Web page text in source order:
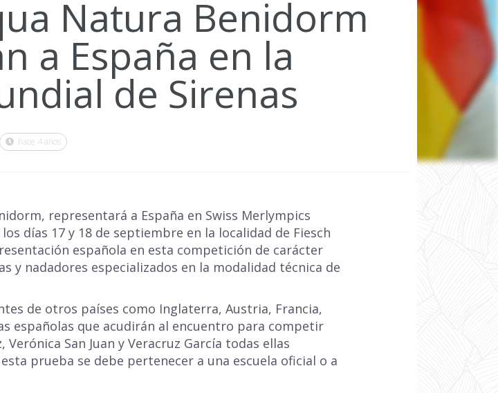
Natura Benidorm
a España en la
de Sirenas
hace 4 años
representará a España en Swiss Merlympics
días 17 y 18 de septiembre en la localidad de Fiesch
española en esta competición de carácter
y nadadores especializados en la modalidad técnica de
de otros países como Inglaterra, Austria, Francia,
españolas que acudirán al encuentro para competir
San Juan y Veracruz García todas ellas
prueba se debe pertenecer a una escuela oficial o a